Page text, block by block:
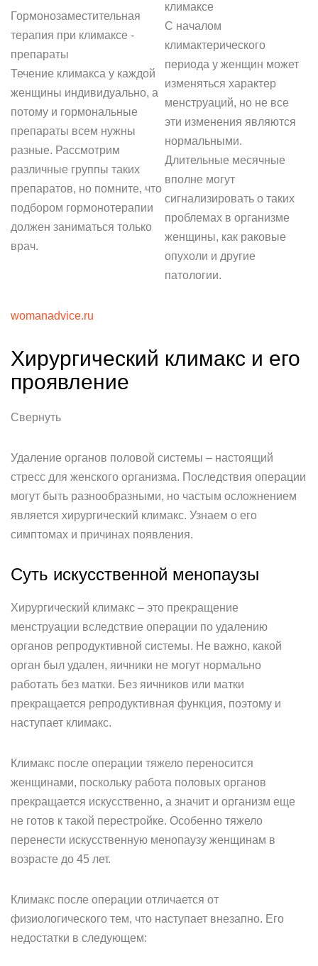
Гормонозаместительная
терапия при климаксе -
препараты
Течение климакса у каждой
женщины индивидуально, а
потому и гормональные
препараты всем нужны
разные. Рассмотрим
различные группы таких
препаратов, но помните, что
подбором гормонотерапии
должен заниматься только
врач.
климаксе
С началом
климактерического
периода у женщин может
изменяться характер
менструаций, но не все
эти изменения являются
нормальными.
Длительные месячные
вполне могут
сигнализировать о таких
проблемах в организме
женщины, как раковые
опухоли и другие
патологии.
womanadvice.ru
Хирургический климакс и его
проявление
Свернуть
Удаление органов половой системы – настоящий
стресс для женского организма. Последствия операции
могут быть разнообразными, но частым осложнением
является хирургический климакс. Узнаем о его
симптомах и причинах появления.
Суть искусственной менопаузы
Хирургический климакс – это прекращение
менструации вследствие операции по удалению
органов репродуктивной системы. Не важно, какой
орган был удален, яичники не могут нормально
работать без матки. Без яичников или матки
прекращается репродуктивная функция, поэтому и
наступает климакс.
Климакс после операции тяжело переносится
женщинами, поскольку работа половых органов
прекращается искусственно, а значит и организм еще
не готов к такой перестройке. Особенно тяжело
перенести искусственную менопаузу женщинам в
возрасте до 45 лет.
Климакс после операции отличается от
физиологического тем, что наступает внезапно. Его
недостатки в следующем: